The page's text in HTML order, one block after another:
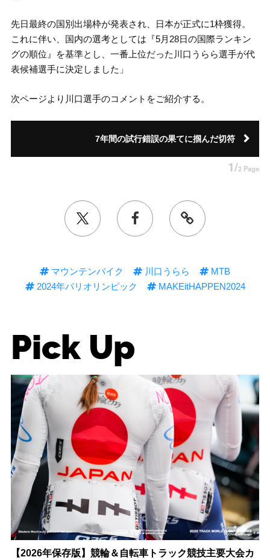
先日最終の国別出場枠が発表され、日本が正式に1枠獲得。
これに伴い、国内の選考としては『5月28日の国際ランキン
グの順位』を基準とし、一番上位だった川口うらら選手が代
表候補選手に決定しました」
次ページより川口選手のコメントをご紹介する。
7年間の試行錯誤の果てに掴んだ切符
1/2 Page
マウンテンバイク 川口うらら
MTB
2024年パリオリンピック
MAKEitHAPPEN2024
Pick Up
【2026年保存版】競輪＆自転車トラック競技主要大会カ